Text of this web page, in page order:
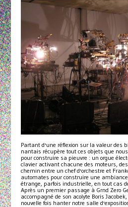
Partant d'une réflexion sur la valeur des
nantais récupère tout ces objets que
pour construire sa pieuvre : un orgue
clavier activant chacune des moteurs,
chemin entre un chef d'orchestre et
automates pour construire une
étrange, parfois industrielle, en tout cas
Après un premier passage à Grnd Zero
accompagné de son acolyte Boris
nouvelle fois hanter notre salle